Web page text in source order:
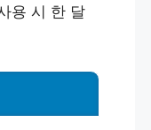
용 시 한 달